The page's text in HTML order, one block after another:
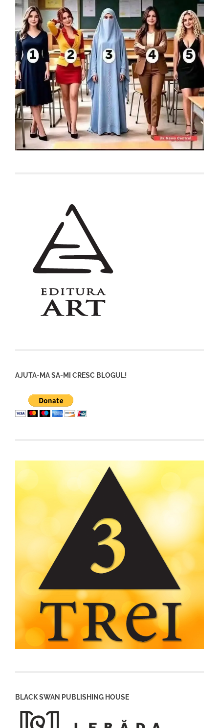
AJUTA-MA SA-MI CRESC BLOGUL!
BLACK SWAN PUBLISHING HOUSE